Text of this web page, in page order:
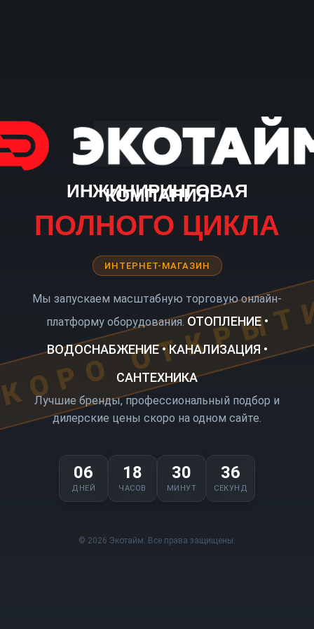
ИНЖИНИРИНГОВАЯ
КОМПАНИЯ
ПОЛНОГО ЦИКЛА
ИНТЕРНЕТ-МАГАЗИН
Мы запускаем масштабную торговую онлайн-
платформу оборудования. ОТОПЛЕНИЕ •
ВОДОСНАБЖЕНИЕ • КАНАЛИЗАЦИЯ •
САНТЕХНИКА
Лучшие бренды, профессиональный подбор и
дилерские цены скоро на одном сайте.
06
ДНЕЙ
18
ЧАСОВ
30
МИНУТ
36
СЕКУНД
© 2026 Экотайм. Все права защищены.